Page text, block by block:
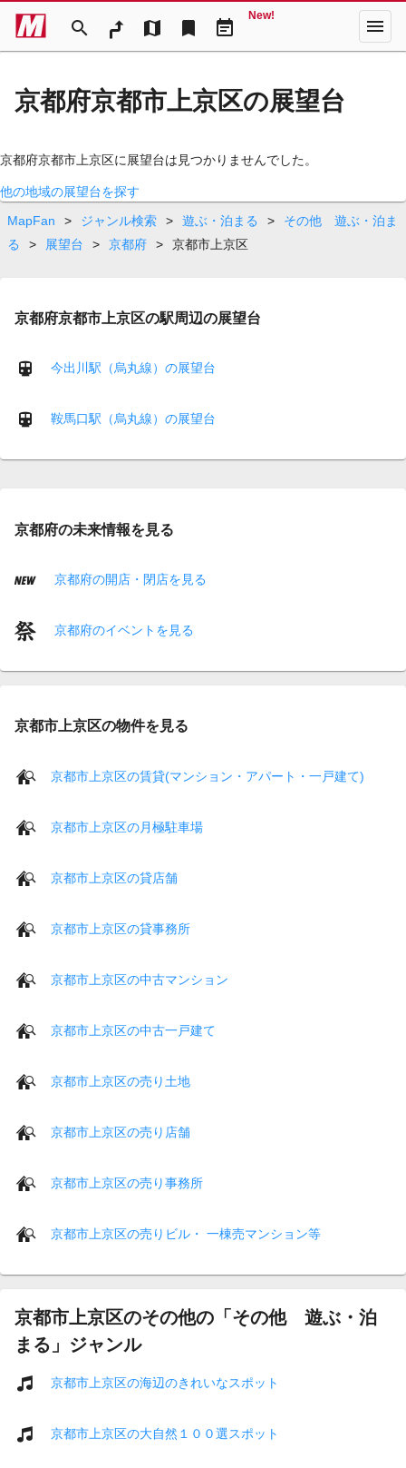
search map bookmark event_note
New! menu
京都府京都市上京区の展望台
京都府京都市上京区に展望台は見つかりませんでした。
他の地域の展望台を探す
MapFan
> ジャンル検索 > 遊ぶ・泊まる >
その他 遊ぶ・泊ま
る
> 展望台 > 京都府 > 京都市上京区
京都府京都市上京区の駅周辺の展望台
今出川駅（烏丸線）の展望台
鞍馬口駅（烏丸線）の展望台
京都府の未来情報を見る
京都府の開店・閉店を見る
京都府のイベントを見る
京都市上京区の物件を見る
京都市上京区の賃貸(マンション・アパート・一戸建て)
京都市上京区の月極駐車場
京都市上京区の貸店舗
京都市上京区の貸事務所
京都市上京区の中古マンション
京都市上京区の中古一戸建て
京都市上京区の売り土地
京都市上京区の売り店舗
京都市上京区の売り事務所
京都市上京区の売りビル・ 一棟売マンション等
京都市上京区のその他の「その他 遊ぶ・泊
まる」ジャンル
京都市上京区の海辺のきれいなスポット
京都市上京区の大自然１００選スポット